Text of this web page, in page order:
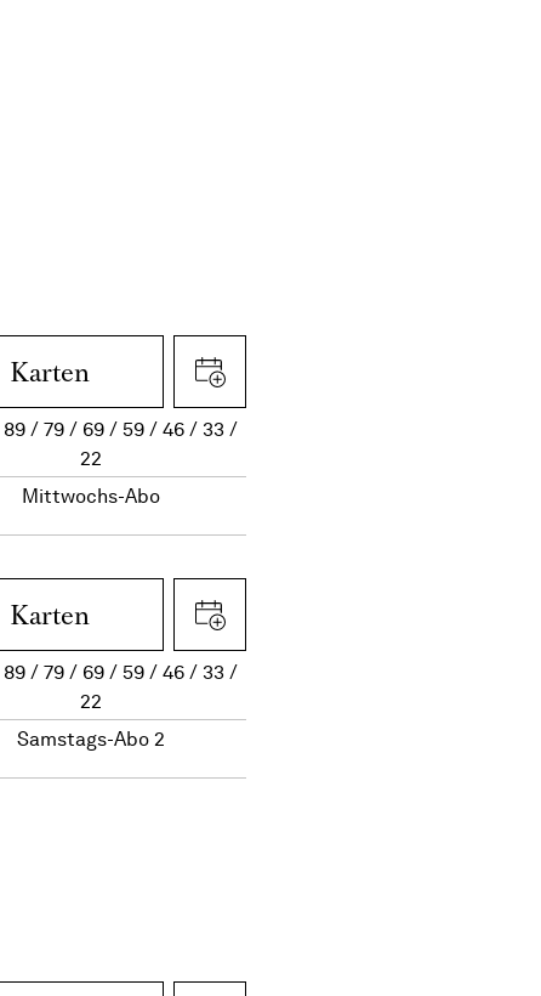
Karten
89 79 69 59 46
33
22
Mittwochs-Abo
Karten
89 79 69 59 46
33
22
Samstags-Abo 2